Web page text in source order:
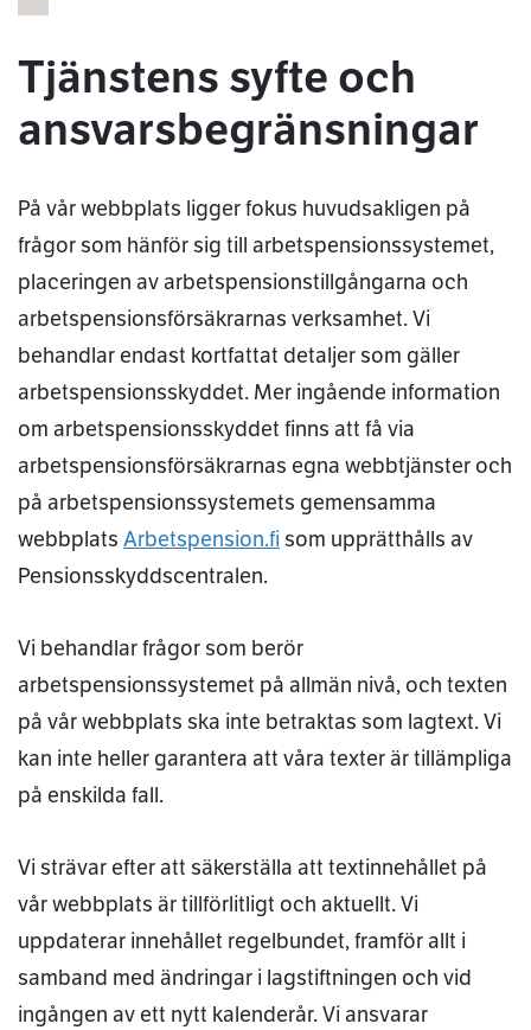
Tjänstens syfte och
ansvarsbegränsningar
På vår webbplats ligger fokus huvudsakligen på
frågor som hänför sig till arbetspensionssystemet,
placeringen av arbetspensionstillgångarna och
arbetspensionsförsäkrarnas verksamhet. Vi
behandlar endast kortfattat detaljer som gäller
arbetspensionsskyddet. Mer ingående information
om arbetspensionsskyddet finns att få via
arbetspensionsförsäkrarnas egna webbtjänster och
på arbetspensionssystemets gemensamma
webbplats Arbetspension.fisom upprätthålls av
Pensionsskyddscentralen.
Vi behandlar frågor som berör
arbetspensionssystemet på allmän nivå, och texten
på vår webbplats ska inte betraktas som lagtext. Vi
kan inte heller garantera att våra texter är tillämpliga
på enskilda fall.
Vi strävar efter att säkerställa att textinnehållet på
vår webbplats är tillförlitligt och aktuellt. Vi
uppdaterar innehållet regelbundet, framför allt i
samband med ändringar i lagstiftningen och vid
ingången av ett nytt kalenderår. Vi ansvarar